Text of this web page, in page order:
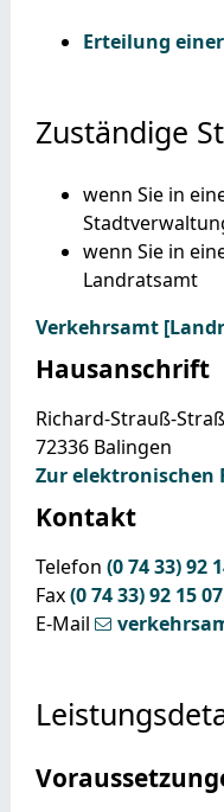
Erteilung
Zuständige
wenn Sie in
wenn Sie in
Landratsamt
Verkehrsamt
Hausanschrift
Richard-Strauß-
72336 Balingen
Zur
Kontakt
Telefon (07433) 92
Fax(07433) 92 1507
E-Mail